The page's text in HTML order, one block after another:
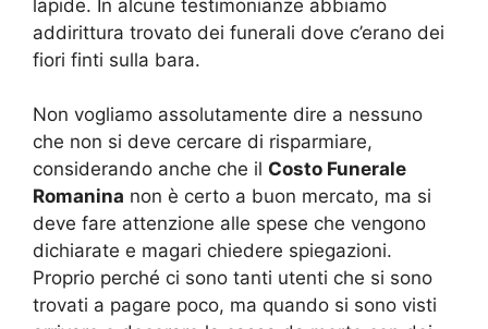
lapide. In alcune testimonianze abbiamo
addirittura trovato dei funerali dove c’erano dei
fiori finti sulla bara.
Non vogliamo assolutamente dire a nessuno
che non si deve cercare di risparmiare,
considerando anche che il Costo Funerale
Romanina non è certo a buon mercato, ma si
deve fare attenzione alle spese che vengono
dichiarate e magari chiedere spiegazioni.
Proprio perché ci sono tanti utenti che si sono
trovati a pagare poco, ma quando si sono visti